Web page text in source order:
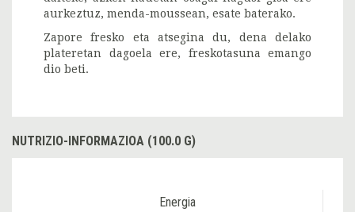
aurkeztuz, menda-moussean, esate baterako.
Zapore fresko eta atsegina du, dena delako
plateretan dagoela ere, freskotasuna emango
dio beti.
NUTRIZIO-INFORMAZIOA (100.0 G)
Energia